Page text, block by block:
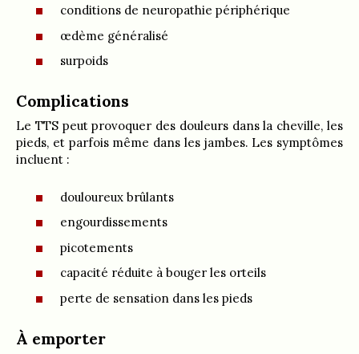
conditions de neuropathie périphérique
œdème généralisé
surpoids
Complications
Le TTS peut provoquer des douleurs dans la cheville, les
pieds, et parfois même dans les jambes. Les symptômes
incluent :
douloureux brûlants
engourdissements
picotements
capacité réduite à bouger les orteils
perte de sensation dans les pieds
À emporter